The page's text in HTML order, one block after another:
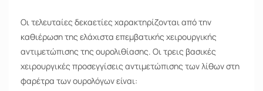
Οι τελευταίες δεκαετίες χαρακτηρίζονται από την
καθιέρωση της ελάχιστα επεμβατικής χειρουργικής
αντιμετώπισης της ουρολιθίασης. Οι τρεις βασικές
χειρουργικές προσεγγίσεις αντιμετώπισης των λίθων στη
φαρέτρα των ουρολόγων είναι: